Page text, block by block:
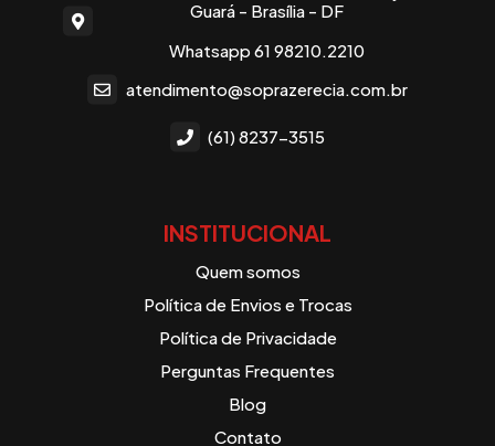
Guará - Brasília - DF
Whatsapp 61 98210.2210
atendimento@soprazerecia.com.br
(61) 8237-3515
INSTITUCIONAL
Quem somos
Política de Envios e Trocas
Política de Privacidade
Perguntas Frequentes
Blog
Contato